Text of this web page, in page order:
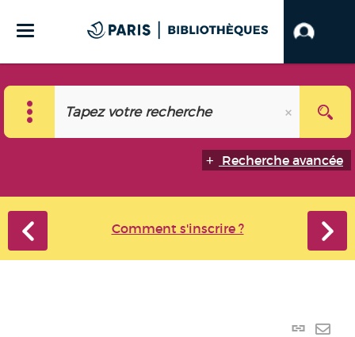
Recherche avancée
Comment s'inscrire ?
Lien